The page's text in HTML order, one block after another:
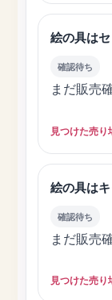
絵の具は
確認待ち
まだ販売
見つけた売
絵の具は
確認待ち
まだ販売
見つけた売